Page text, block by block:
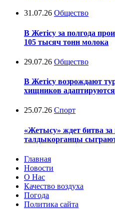
31.07.26 Общество
В Жетісу за полгода
105 тысяч тонн молока
29.07.26 Общество
В Жетісу возрождают
хищников
25.07.26 Спорт
«Жетысу» ждет битва
талдыкорганцы
Главная
Новости
О Нас
Качество воздуха
Погода
Политика сайта